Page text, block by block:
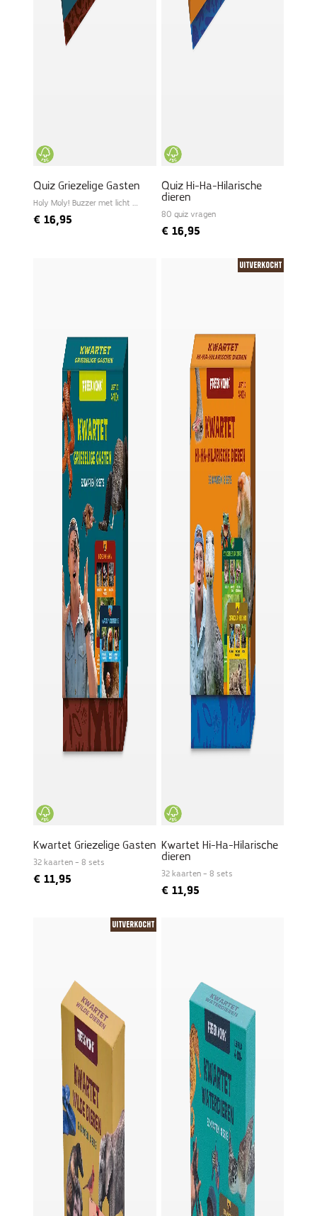
Quiz Griezelige Gasten
Holy Moly! Buzzer met licht en
€ 16,95
Quiz Hi-Ha-Hilarische
dieren
80 quiz vragen
€16,95
Kwartet Griezelige Gasten
32 kaarten – 8 sets
€ 11,95
Uitverkocht
Kwartet Hi-Ha-Hilarische
dieren
32 kaarten – 8 sets
€11,95
Uitverkocht